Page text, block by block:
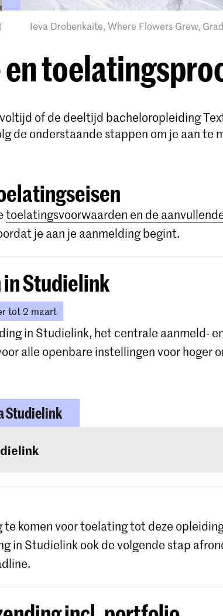
Ieva Drobenkaite, Where Flowers Grew,
of de deeltijd bacheloropleiding
de onderstaande stappen om je aan te
toelatingsvoorwaarden en de
je aan je aanmelding begint.
Studielink
tot 2 maart
in Studielink, het centrale aanmeld-
alle openbare instellingen voor hoger
Studielink
te komen voor toelating tot deze
in Studielink ook de volgende stap